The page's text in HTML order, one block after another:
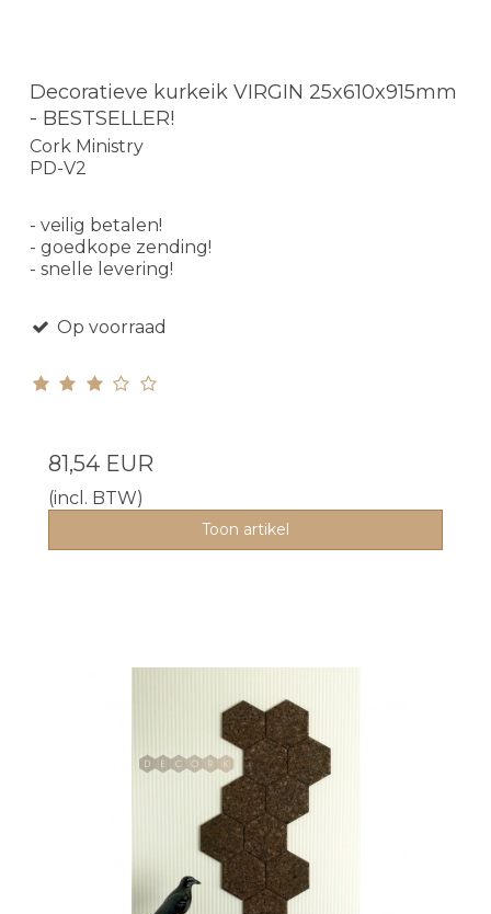
Decoratieve kurkeik VIRGIN 25x610x915mm
- BESTSELLER!
Cork Ministry
PD-V2
- veilig betalen!
- goedkope zending!
- snelle levering!
Op voorraad
81,54 EUR
(incl. BTW)
Toon artikel